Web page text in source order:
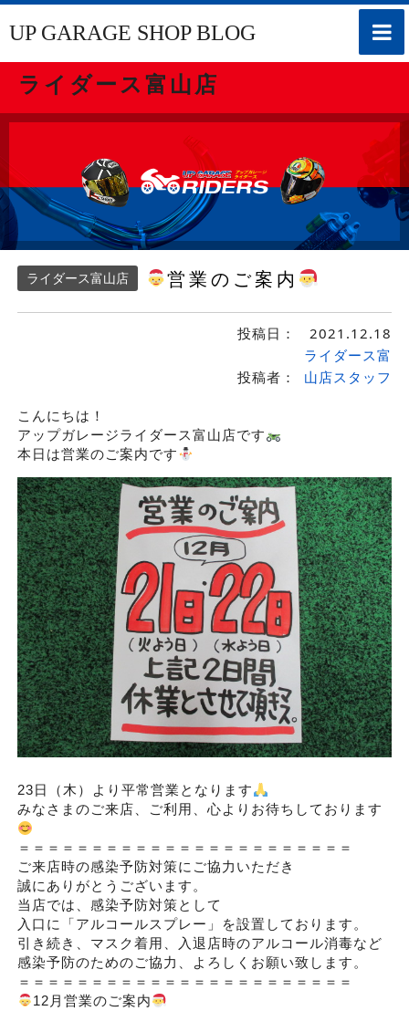
toggle
UP GARAGE SHOP BLOG
ライダース富山店
ライダース富山店 営業のご案内
投稿日： 2021.12.18
投稿者：
ライダース富
山店スタッフ
こんにちは！
アップガレージライダース富山店です
本日は営業のご案内です
23日（木）より平常営業となります
みなさまのご来店、ご利用、心よりお待ちしております
＝＝＝＝＝＝＝＝＝＝＝＝＝＝＝＝＝＝＝＝＝＝＝
ご来店時の感染予防対策にご協力いただき
誠にありがとうございます。
当店では、感染予防対策として
入口に「アルコールスプレー」を設置しております。
引き続き、マスク着用、入退店時のアルコール消毒など
感染予防のためのご協力、よろしくお願い致します。
＝＝＝＝＝＝＝＝＝＝＝＝＝＝＝＝＝＝＝＝＝＝＝
12月営業のご案内